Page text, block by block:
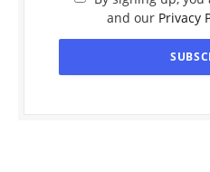
and our Privacy